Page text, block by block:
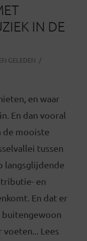
IN DE
GELEDEN
en waar
En dan vooral
de mooiste
tussen
langsglijdende
en
En dat er
buitengewoon
Lees